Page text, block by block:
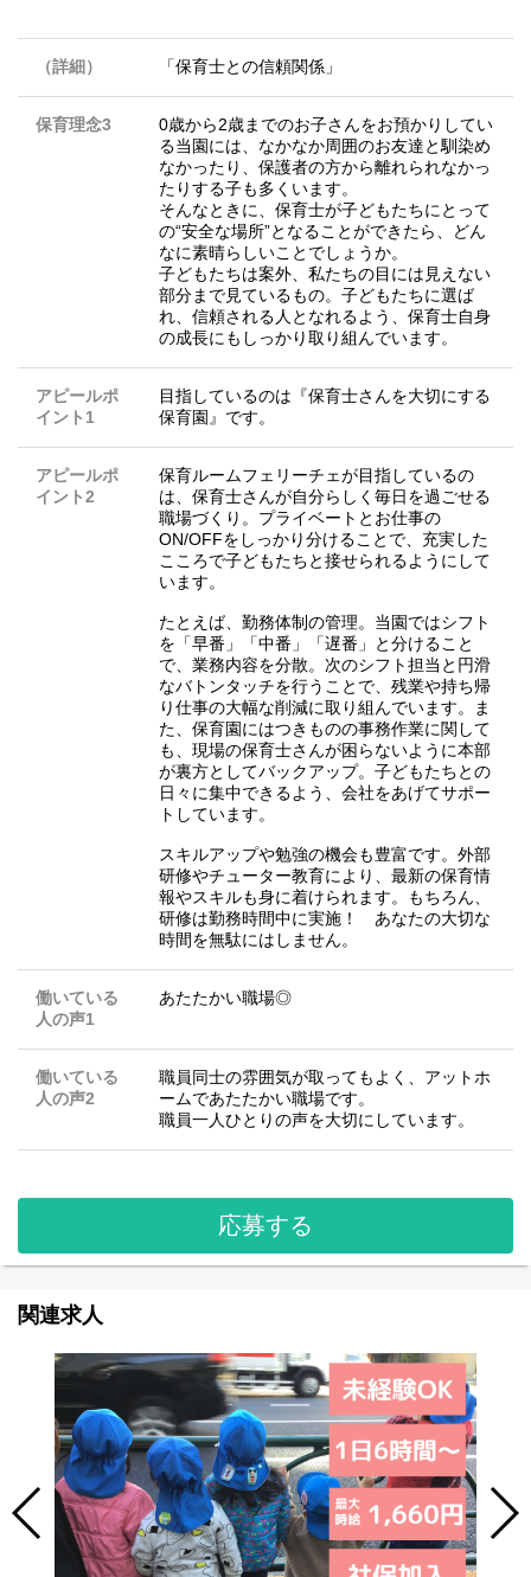
（詳細） 「保育士との信頼関係」
保育理念3
0歳から2歳までのお子さんをお預かりしてい
る当園には、なかなか周囲のお友達と馴染め
なかったり、保護者の方から離れられなかっ
たりする子も多くいます。
そんなときに、保育士が子どもたちにとって
の“安全な場所”となることができたら、どん
なに素晴らしいことでしょうか。
子どもたちは案外、私たちの目には見えない
部分まで見ているもの。子どもたちに選ば
れ、信頼される人となれるよう、保育士自身
の成長にもしっかり取り組んでいます。
アピールポ
イント1
目指しているのは『保育士さんを大切にする
保育園』です。
アピールポ
イント2
保育ルームフェリーチェが目指しているの
は、保育士さんが自分らしく毎日を過ごせる
職場づくり。プライベートとお仕事の
ON/OFFをしっかり分けることで、充実した
こころで子どもたちと接せられるようにして
います。
たとえば、勤務体制の管理。当園ではシフト
を「早番」「中番」「遅番」と分けること
で、業務内容を分散。次のシフト担当と円滑
なバトンタッチを行うことで、残業や持ち帰
り仕事の大幅な削減に取り組んでいます。ま
た、保育園にはつきものの事務作業に関して
も、現場の保育士さんが困らないように本部
が裏方としてバックアップ。子どもたちとの
日々に集中できるよう、会社をあげてサポー
トしています。
スキルアップや勉強の機会も豊富です。外部
研修やチューター教育により、最新の保育情
報やスキルも身に着けられます。もちろん、
研修は勤務時間中に実施！ あなたの大切な
時間を無駄にはしません。
働いている
人の声1
あたたかい職場◎
働いている
人の声2
職員同士の雰囲気が取ってもよく、アットホ
ームであたたかい職場です。
職員一人ひとりの声を大切にしています。
応募する
関連求人